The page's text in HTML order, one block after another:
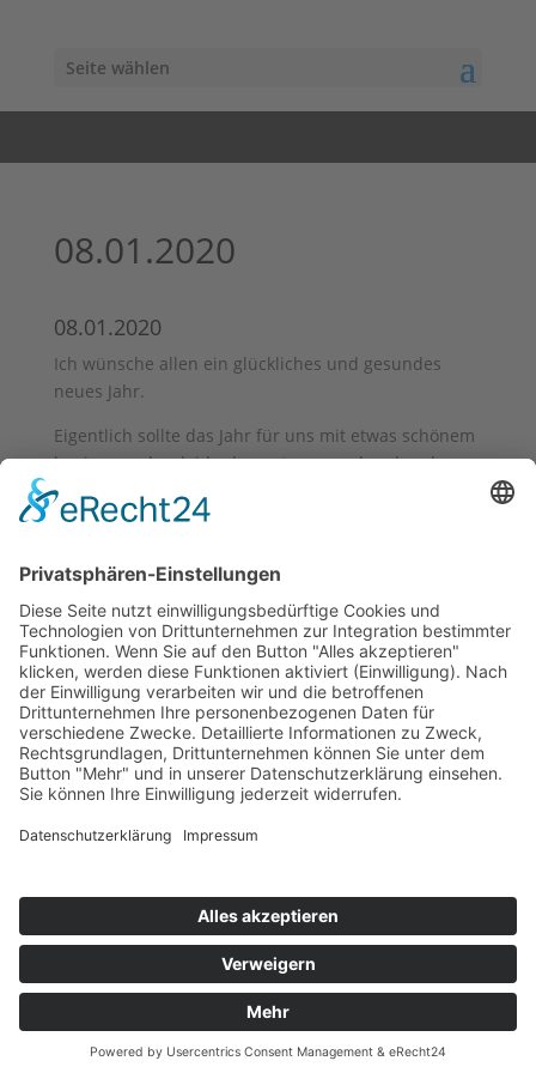
Seite wählen
08.01.2020
08.01.2020
Ich wünsche allen ein glückliches und gesundes
neues Jahr.
Eigentlich sollte das Jahr für uns mit etwas schönem
beginnen, aber leider kommt es manchmal anders
als man möchte.
ihre Welpen verloren. Wieso wird immer ein
Geheimnis bleiben. Es geht ihr gut und das ist für
mich immer das wichtigste. Ich werde bei der
nächsten Läufigkeit einen erneuten Versuch starten,
so das die Welpen dann zum Sommer/Herbst diesen
Jahres geboren werden.
Aktualisiert: 24.04.2026
DATENSCHUTZERKLÄRUNG
© 2009 - 2026 Texte & Bilder H. & B. Lindemann | all
rights reserved
Webdesign by GriPuWebFee